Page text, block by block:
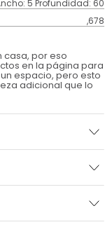
5 Profundidad: 60
,678
casa, por eso
en la página para
espacio, pero esto
adicional que lo